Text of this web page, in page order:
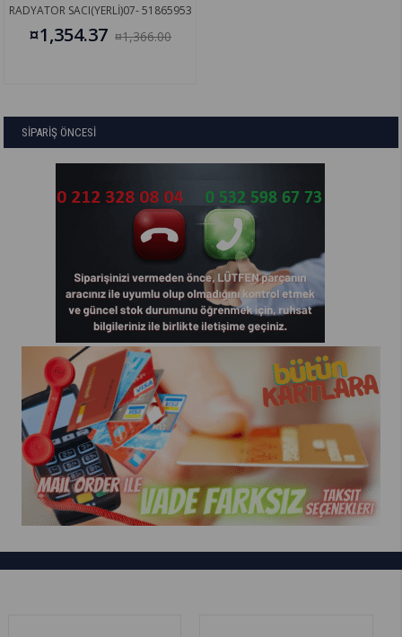
RADYATOR SACI(YERLİ)07- 51865953
¤1,354.37 ¤1,366.00
SİPARİŞ ÖNCESİ